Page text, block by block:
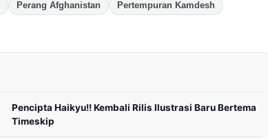
Perang Afghanistan
Pertempuran Kamdesh
Pencipta Haikyu!! Kembali Rilis Ilustrasi Baru Bertema
Timeskip